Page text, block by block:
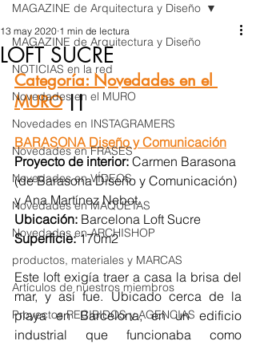
MAGAZINE de Arquitectura y Diseño
NOTICIAS en la red
Novedades en el MURO
Novedades en INSTAGRAMERS
Novedades en FRASES
Novedades en VÍDEOS
Novedades en MAQUETAS
Novedades en ARCHISHOP
productos, materiales y MARCAS
Artículos de nuestros miembros
Proyectos RECIBIDOS y AGENCIAS
MAGAZINE de Arquitectura y Diseño
LOFT SUCRE
13 may 2020 1 min de lectura
Categoría: Novedades en el
MURO ||
BARASONA Diseño y Comunicación
Proyecto de interior: Carmen Barasona
(de Barasona Diseño y Comunicación)
y Ana Martínez Nebot.
Ubicación: Barcelona Loft Sucre
Superficie: 170m2
Este loft exigía traer a casa la brisa del
mar, y así fue. Ubicado cerca de la
playa en Barcelona, en un edificio
industrial que funcionaba como